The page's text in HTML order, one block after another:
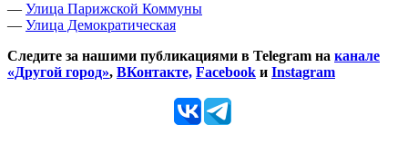
— Улица Парижской Коммуны
— Улица Демократическая
Следите за нашими публикациями в Telegram на канале
«Другой город», ВКонтакте, Facebook и Instagram